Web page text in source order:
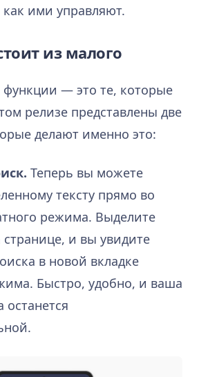
ими управляют.
из малого
— это те, которые
релизе представлены две
делают именно это:
Теперь вы можете
тексту прямо во
режима. Выделите
и вы увидите
в новой вкладке
Быстро, удобно, и ваша
останется